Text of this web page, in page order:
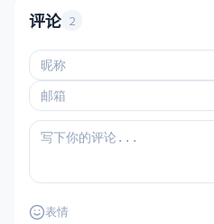
评论 2
表情